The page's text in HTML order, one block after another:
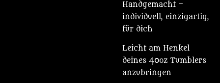
Handgemacht –
individuell, einzigartig,
für dich
Leicht am Henkel
deines 40oz Tumblers
anzubringen